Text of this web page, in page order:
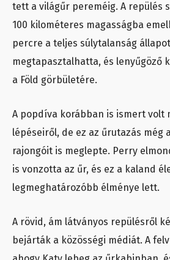
tett a világűr pereméig. A repülés
100 kilométeres magasságba
percre a teljes súlytalanság
megtapasztalhatta, és lenyűgöző
a Föld görbületére.
A popdíva korábban is ismert volt
lépéseiről, de ez az űrutazás még
rajongóit is meglepte. Perry
is vonzotta az űr, és ez a kaland
legmeghatározóbb élménye lett.
A rövid, ám látványos repülésről
bejárták a közösségi médiát. A